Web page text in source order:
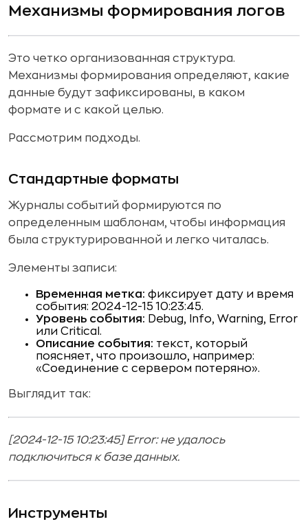
Механизмы формирования логов
Это четко организованная структура.
Механизмы формирования определяют, какие
данные будут зафиксированы, в каком
формате и с какой целью.
Рассмотрим подходы.
Стандартные форматы
Журналы событий формируются по
определенным шаблонам, чтобы информация
была структурированной и легко читалась.
Элементы записи:
Временная метка: фиксирует дату и время
события: 2024-12-15 10:23:45.
Уровень события: Debug, Info, Warning, Error
или Critical.
Описание события: текст, который
поясняет, что произошло, например:
«Соединение с сервером потеряно».
Выглядит так:
[2024-12-15 10:23:45] Error: не удалось
подключиться к базе данных.
Инструменты